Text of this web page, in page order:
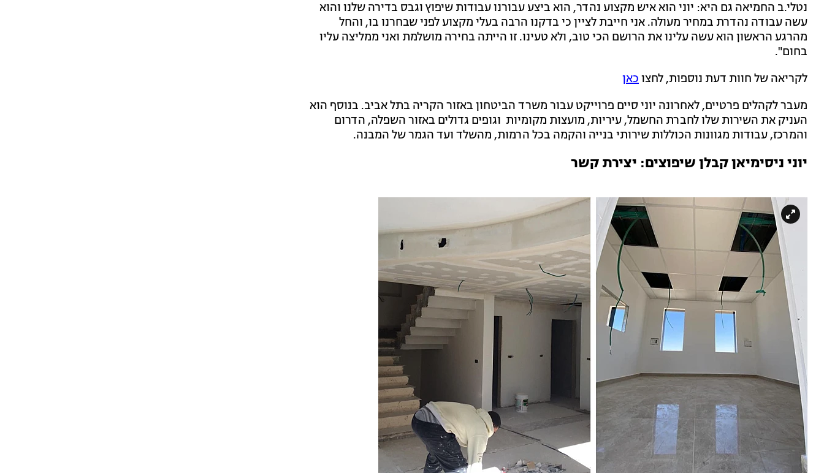
נטלי.ב החמיאה גם היא: יוני הוא איש מקצוע נהדר, הוא ביצע עבורנו עבודות שיפוץ וגבס בדירה שלנו והוא
עשה עבודה נהדרת במחיר מעולה. אני חייבת לציין כי בדקנו הרבה בעלי מקצוע לפני שבחרנו בו, והחל
מהרגע הראשון הוא עשה עלינו את הרושם הכי טוב, ולא טעינו. זו הייתה בחירה מושלמת ואני ממליצה עליו
בחום".
לקריאה של חוות דעת נוספות, לחצוכאן
מעבר לקהלים פרטיים, לאחרונה יוני סיים פרוייקט עבור משרד הביטחון באזור הקריה בתל אביב. בנוסף הוא
העניק את השירות שלו לחברת החשמל, עיריות, מועצות מקומיות וגופים גדולים באזור השפלה, הדרום
והמרכז, עבודות מגוונות הכוללות שירותי בנייה והקמה בכל הרמות, מהשלד ועד הגמר של המבנה.
יוני ניסימיאן קבלן שיפוצים: יצירת קשר